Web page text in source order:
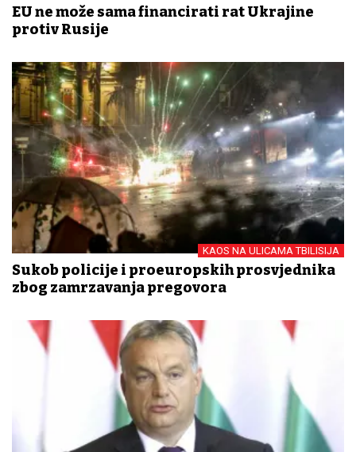
EU ne može sama financirati rat Ukrajine
protiv Rusije
KAOS NA ULICAMA TBILISIJA
Sukob policije i proeuropskih prosvjednika
zbog zamrzavanja pregovora